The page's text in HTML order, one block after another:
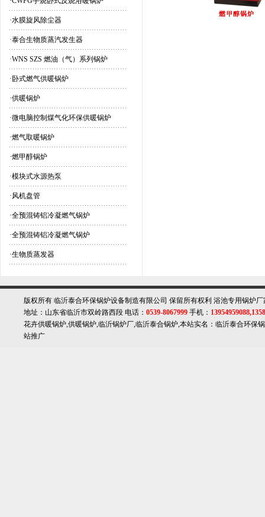
·水膜旋风除尘器
·泰合生物质蒸汽发生器
·WNS SZS 燃油（气）系列锅炉
·卧式燃气供暖锅炉
·供暖锅炉
·微电脑控制煤气化环保供暖锅炉
·燃气取暖锅炉
·燃甲醇锅炉
·模块式水源热泵
·风机盘管
·全预混铸铝冷凝燃气锅炉
·全预混铸铝冷凝燃气锅炉
·生物质蒸发器
版权所有 临沂泰合环保锅炉设备制造有限公司 保留所有权利 浴池专用锅炉厂
地址：山东省临沂市双岭路西段 电话： 0539-8067999 手机：
花卉供暖锅炉,供暖锅炉,临沂锅炉厂,临沂泰合锅炉,本站实名： 临沂泰合环保
站推广